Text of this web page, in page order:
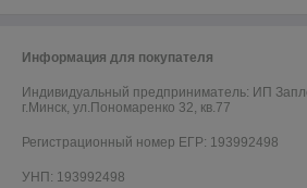
Информация для покупателя
Индивидуальный предприниматель: ИП
г.Минск, ул.Пономаренко 32, кв.77
Регистрационный номер ЕГР: 193992498
УНП: 193992498